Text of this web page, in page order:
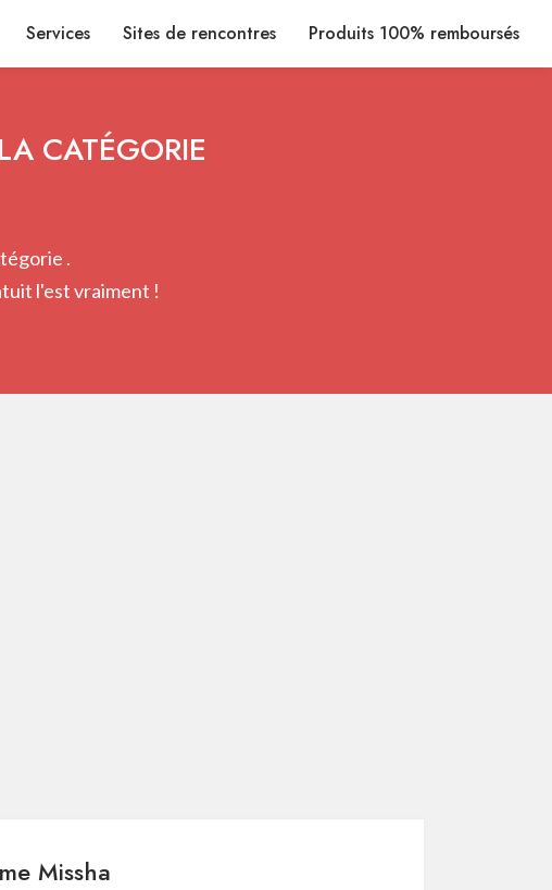
Services Sites de rencontres Produits 100% remboursés
CATÉGORIE
.
l'est vraiment !
Missha